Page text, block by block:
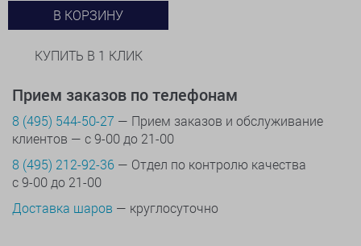
В КОРЗИНУ
КУПИТЬ В 1 КЛИК
Прием заказов по телефонам
8 (495) 544-50-27 — Прием заказов и обслуживание
клиентов — с 9-00 до 21-00
8 (495) 212-92-36 — Отдел по контролю качества
с 9-00 до 21-00
Доставка шаров — круглосуточно